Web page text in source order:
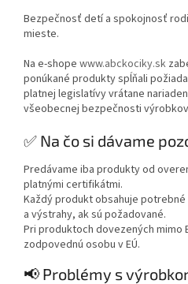
Bezpečnosť detí a spokojnosť
mieste.
Na e-shope www.abckociky.sk
ponúkané produkty spĺňali
platnej legislatívy vrátane
všeobecnej bezpečnosti výrobkov
✅ Na čo si dávame
Predávame iba produkty od
platnými certifikátmi.
Každý produkt obsahuje
a výstrahy, ak sú požadované.
Pri produktoch dovezených mimo
zodpovednú osobu v EÚ.
📢 Problémy s